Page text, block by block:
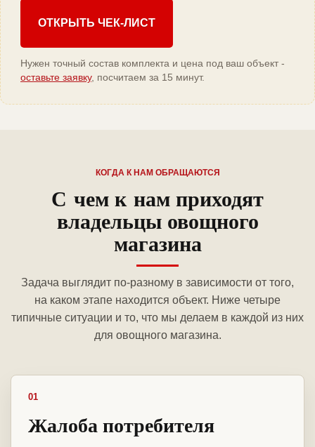
ОТКРЫТЬ ЧЕК-ЛИСТ
Нужен точный состав комплекта и цена под ваш объект -
оставьте заявку, посчитаем за 15 минут.
КОГДА К НАМ ОБРАЩАЮТСЯ
С чем к нам приходят
владельцы овощного
магазина
Задача выглядит по-разному в зависимости от того,
на каком этапе находится объект. Ниже четыре
типичные ситуации и то, что мы делаем в каждой из них
для овощного магазина.
01
Жалоба потребителя